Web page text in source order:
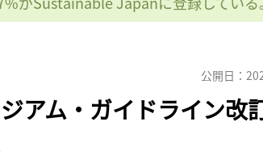
公開日：
アム・ガイドライン改